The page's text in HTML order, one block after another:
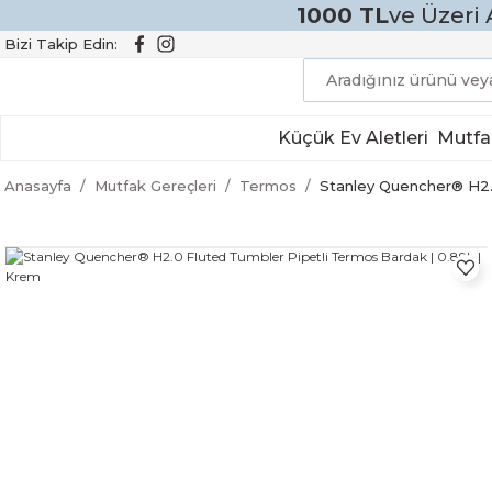
1000 TLve Üzeri
Bizi Takip Edin:
Küçük Ev Aletleri
Anasayfa Mutfak Gereçleri Termos Stanley Quencher®